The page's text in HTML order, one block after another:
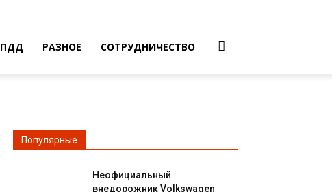
ПДД РАЗНОЕ СОТРУДНИЧЕСТВО
Популярные
Неофициальный
внедорожник Volkswagen